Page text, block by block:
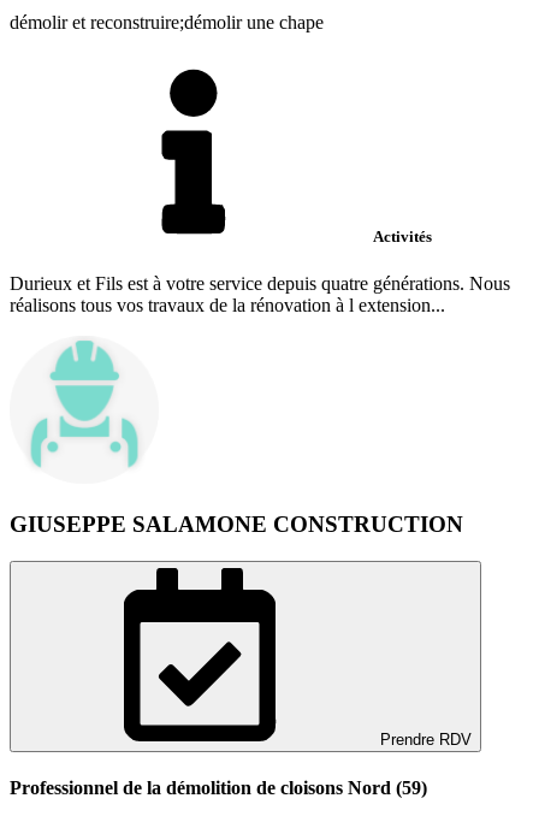
démolir et reconstruire;démolir une chape
Activités
Durieux et Fils est à votre service depuis quatre générations. Nous
réalisons tous vos travaux de la rénovation à l extension...
GIUSEPPE SALAMONE CONSTRUCTION
Prendre RDV
Professionnel de la démolition de cloisons Nord (59)